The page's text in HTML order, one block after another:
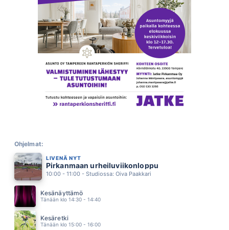
ILLEGAL
SHAKIRA FEAT CARLOS SANTANA
06.14
JOKA PÄIVÄ JA JOKAIKINEN YÖ
EPPU NORMAALI
06.10
PARHAITA PÄIVII
VAHTERA
06.03
MUSTA LESKI
DINGO
05.55
MIKKO KUUSTONEN
05.47
ÄLÄ JÄTÄ MINUA
MAMBA
05.44
CHARLIES
05.38
ELLINOORA
05.34
Ohjelmat:
LIVENÄ NYT
Pirkanmaan urheiluviikonloppu
10:00 - 11:00 - Studiossa: Oiva Paakkari
Kesänäyttämö
Tänään klo 14:30 - 14:40
Kesäretki
Tänään klo 15:00 - 16:00